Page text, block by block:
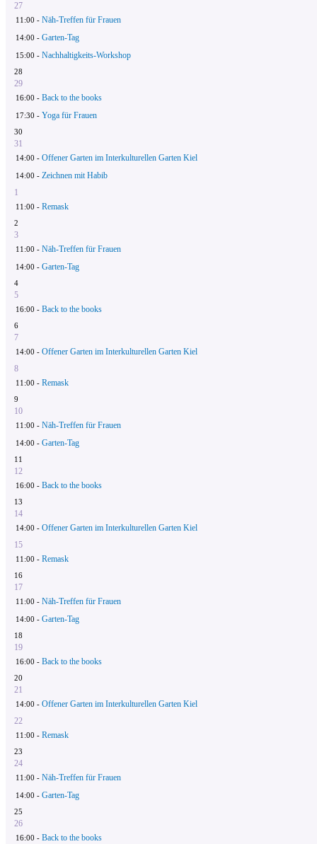
27
11:00 - Näh-Treffen für Frauen
14:00 - Garten-Tag
15:00 - Nachhaltigkeits-Workshop
28
29
16:00 - Back to the books
17:30 - Yoga für Frauen
30
31
14:00 - Offener Garten im Interkulturellen Garten Kiel
14:00 - Zeichnen mit Habib
1
11:00 - Remask
2
3
11:00 - Näh-Treffen für Frauen
14:00 - Garten-Tag
4
5
16:00 - Back to the books
6
7
14:00 - Offener Garten im Interkulturellen Garten Kiel
8
11:00 - Remask
9
10
11:00 - Näh-Treffen für Frauen
14:00 - Garten-Tag
11
12
16:00 - Back to the books
13
14
14:00 - Offener Garten im Interkulturellen Garten Kiel
15
11:00 - Remask
16
17
11:00 - Näh-Treffen für Frauen
14:00 - Garten-Tag
18
19
16:00 - Back to the books
20
21
14:00 - Offener Garten im Interkulturellen Garten Kiel
22
11:00 - Remask
23
24
11:00 - Näh-Treffen für Frauen
14:00 - Garten-Tag
25
26
16:00 - Back to the books